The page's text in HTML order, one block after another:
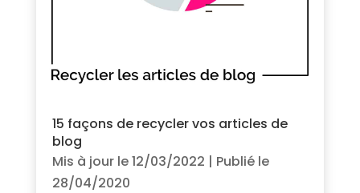
15 façons de recycler vos articles de
blog
Mis à jour le 12/03/2022 | Publié le
28/04/2020